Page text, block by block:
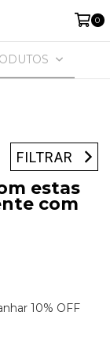
0
FILTRAR
estas
com
10% OFF